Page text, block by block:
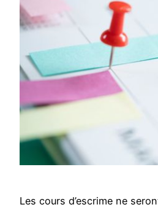
Les cours d’escrime ne